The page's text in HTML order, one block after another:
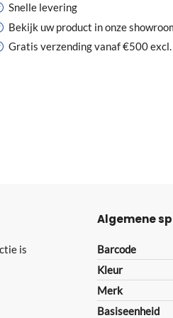
Snelle levering
Bekijk uw product in onze
Gratis verzending vanaf €500
is
Algemene
Barcode
Kleur
Merk
Basiseenheid